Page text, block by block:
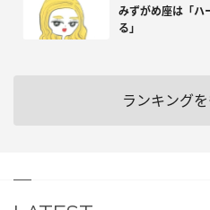
みずがめ座は「ハ
る」
ランキング